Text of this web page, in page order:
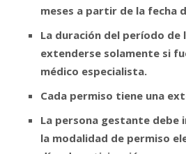
meses a partir de la fecha
La duración del período de
extenderse solamente si
médico especialista.
Cada permiso tiene una
La persona gestante debe
la modalidad de permiso